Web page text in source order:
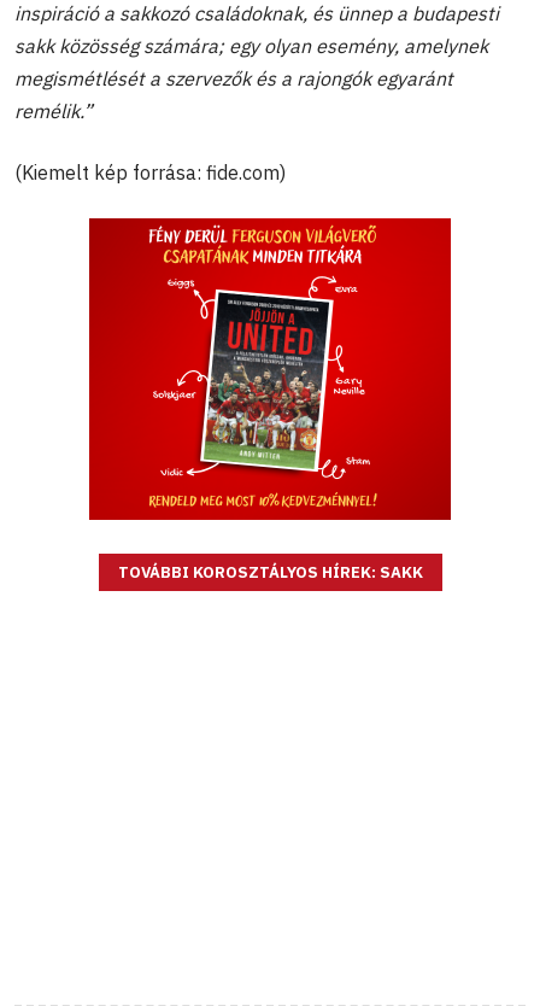
inspiráció a sakkozó családoknak, és ünnep a budapesti
sakk közösség számára; egy olyan esemény, amelynek
megismétlését a szervezők és a rajongók egyaránt
remélik.”
(Kiemelt kép forrása: fide.com)
TOVÁBBI KOROSZTÁLYOS HÍREK: SAKK